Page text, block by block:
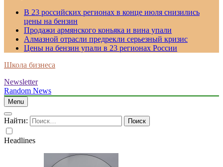
В 23 российских регионах в конце июля снизились
цены на бензин
Продажи армянского коньяка и вина упали
Алмазной отрасли предрекли серьезный кризис
Цены на бензин упали в 23 регионах России
Школа бизнеса
Newsletter
Random News
Menu
Найти:
Headlines